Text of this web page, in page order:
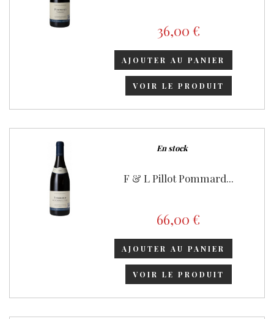
36,00 €
AJOUTER AU PANIER
VOIR LE PRODUIT
En stock
F & L Pillot Pommard...
66,00 €
AJOUTER AU PANIER
VOIR LE PRODUIT